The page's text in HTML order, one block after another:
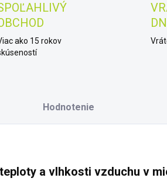
ako 15 rokov
Hodnotenie
a vlhkosti vzduchu v